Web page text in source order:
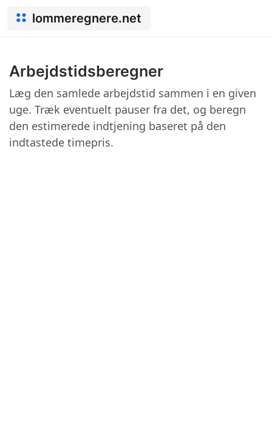
lommeregnere.net
Arbejdstidsberegner
Læg den samlede arbejdstid sammen i en given
uge. Træk eventuelt pauser fra det, og beregn
den estimerede indtjening baseret på den
indtastede timepris.